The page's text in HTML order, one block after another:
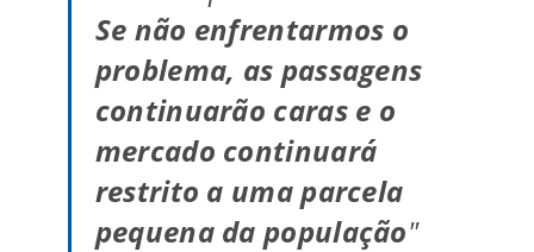
Se não enfrentarmos o
problema, as passagens
continuarão caras e o
mercado continuará
restrito a uma parcela
pequena da população"